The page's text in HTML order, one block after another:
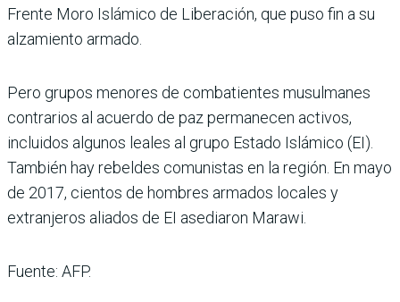
Frente Moro Islámico de Liberación, que puso fin a su
alzamiento armado.
Pero grupos menores de combatientes musulmanes
contrarios al acuerdo de paz permanecen activos,
incluidos algunos leales al grupo Estado Islámico (EI).
También hay rebeldes comunistas en la región. En mayo
de 2017, cientos de hombres armados locales y
extranjeros aliados de EI asediaron Marawi.
Fuente: AFP.